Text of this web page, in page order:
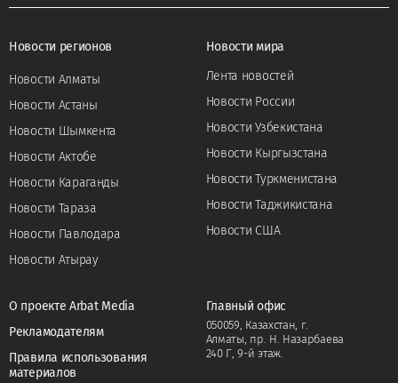
Новости регионов
Новости Алматы
Новости Астаны
Новости Шымкента
Новости Актобе
Новости Караганды
Новости Тараза
Новости Павлодара
Новости Атырау
Новости мира
Лента новостей
Новости России
Новости Узбекистана
Новости Кыргызстана
Новости Туркменистана
Новости Таджикистана
Новости США
О проекте Arbat Media
Рекламодателям
Правила использования
материалов
Главный офис
050059, Казахстан, г.
Алматы, пр. Н. Назарбаева
240 Г, 9-й этаж.